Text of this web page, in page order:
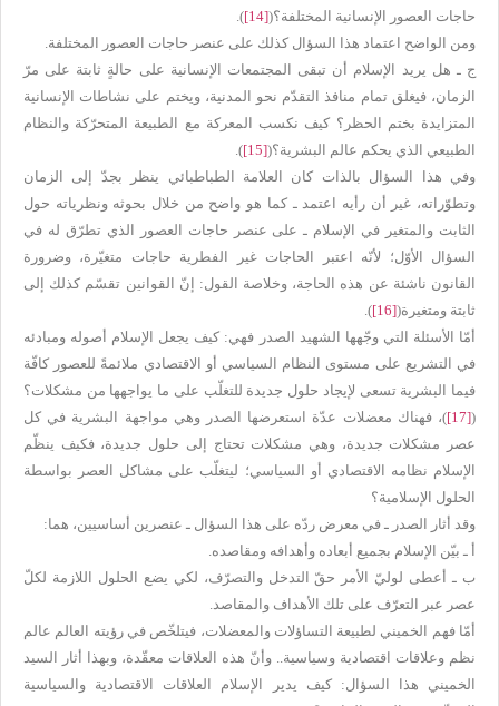
حاجات العصور الإنسانية المختلفة؟([14]
).
ومن الواضح اعتماد هذا السؤال كذلك على عنصر حاجات العصور المختلفة.
ج ـ هل يريد الإسلام أن تبقى المجتمعات الإنسانية على حالةٍ ثابتة على مرّ
الزمان، فيغلق تمام منافذ التقدّم نحو المدنية، ويختم على نشاطات الإنسانية
المتزايدة بختم الحظر؟ كيف نكسب المعركة مع الطبيعة المتحرّكة والنظام
الطبيعي الذي يحكم عالم البشرية؟([15]
).
وفي هذا السؤال بالذات كان العلامة الطباطبائي ينظر بجدّ إلى الزمان
وتطوّراته، غير أن رأيه اعتمد ـ كما هو واضح من خلال بحوثه ونظرياته حول
الثابت والمتغير في الإسلام ـ على عنصر حاجات العصور الذي تطرّق له في
السؤال الأوّل؛ لأنّه اعتبر الحاجات غير الفطرية حاجات متغيّرة، وضرورة
القانون ناشئة عن هذه الحاجة، وخلاصة القول: إنّ القوانين تقسّم كذلك إلى
ثابتة ومتغيرة([16]
).
أمّا الأسئلة التي وجّهها الشهيد الصدر فهي: كيف يجعل الإسلام أصوله ومبادئه
في التشريع على مستوى النظام السياسي أو الاقتصادي ملائمةً للعصور كافّة
فيما البشرية تسعى لإيجاد حلول جديدة للتغلّب على ما يواجهها من مشكلات؟
(
[17])، فهناك معضلات عدّة استعرضها الصدر وهي مواجهة البشرية في كل
عصر مشكلات جديدة، وهي مشكلات تحتاج إلى حلول جديدة، فكيف ينظّم
الإسلام نظامه الاقتصادي أو السياسي؛ ليتغلّب على مشاكل العصر بواسطة
الحلول الإسلامية؟
وقد أثار الصدر ـ في معرض ردّه على هذا السؤال ـ عنصرين أساسيين، هما:
أ ـ بيّن الإسلام بجميع أبعاده وأهدافه ومقاصده.
ب ـ أعطى لوليّ الأمر حقّ التدخل والتصرّف، لكي يضع الحلول اللازمة لكلّ
عصر عبر التعرّف على تلك الأهداف والمقاصد.
أمّا فهم الخميني لطبيعة التساؤلات والمعضلات، فيتلخّص في رؤيته العالم عالم
نظم وعلاقات اقتصادية وسياسية.. وأنّ هذه العلاقات معقّدة، وبهذا أثار السيد
الخميني هذا السؤال: كيف يدير الإسلام العلاقات الاقتصادية والسياسية